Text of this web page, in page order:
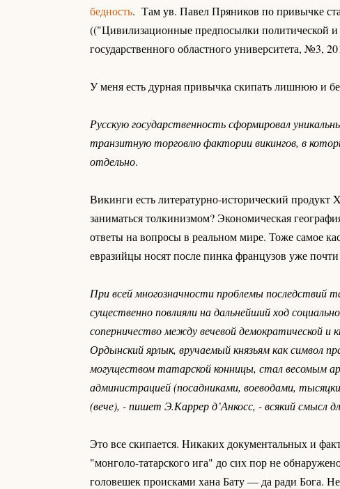
бедность. Там ув. Павел Пряников по привычке
(("Цивилизационные предпосылки политической
государственного областного университета, №3,
У меня есть дурная привычка скипать лишнюю и
Русскую государственность сформировал
транзитную торговлю фактории викингов, в
отдельно.
Викинги есть литературно-исторический
заниматься толкинизмом? Экономическая
ответы на вопросы в реальном мире. Тоже самое
евразийцы носят после пинка французов уже почти
При всей многозначности проблемы последствий
существенно повлияли на дальнейший ход
соперничество между вечевой демократической и
Ордынский ярлык, вручаемый князьям как символ
могуществом татарской конницы, стал весомым
администрацией (посадниками, воеводами,
(вече), - пишет Э.Каррер д’Анкосс, - всякий смысл
Это все скипается. Никаких документальных и
"монголо-татарского ига" до сих пор не
головешек происками хана Бату — да ради Бога.